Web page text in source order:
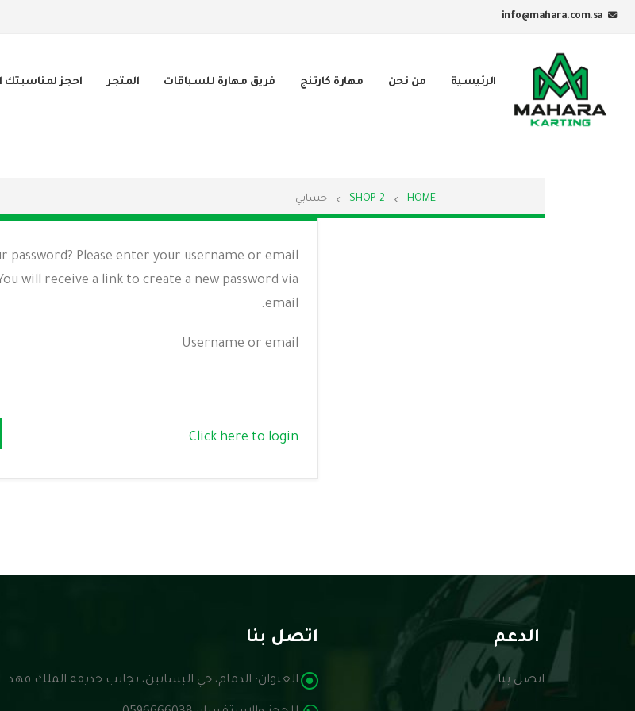
info@mahara.com.sa
الرئيسية من نحن مهارة كارتنج فريق مهارة للسباقات المتجر احجز لمناسبتك
HOME
SHOP-2 حسابي
password? Please enter your username or email
will receive a link to create a new password via
email.
Username or email
Click here to login
الدعم
اتصل بنا
اتصل بنا
العنوان: الدمام، حي البساتين، بجانب حديقة الملك فهد